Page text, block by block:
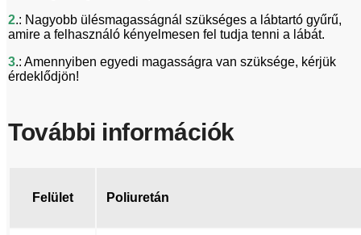
2.: Nagyobb ülésmagasságnál szükséges a lábtartó gyűrű,
amire a felhasználó kényelmesen fel tudja tenni a lábát.
3.: Amennyiben egyedi magasságra van szüksége, kérjük
érdeklődjön!
További információk
Felület Poliuretán